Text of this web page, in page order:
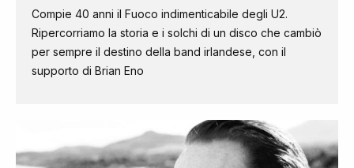
Compie 40 anni il Fuoco indimenticabile degli U2.
Ripercorriamo la storia e i solchi di un disco che cambiò
per sempre il destino della band irlandese, con il
supporto di Brian Eno